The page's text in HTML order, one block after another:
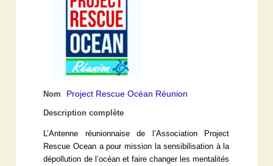
Nom Project Rescue Océan Réunion
Description complète
L’Antenne réunionnaise de l’Association Project
Rescue Ocean a pour mission la sensibilisation à la
dépollution de l’océan et faire changer les mentalités